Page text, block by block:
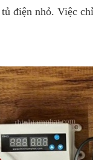
điện nhỏ. Việc